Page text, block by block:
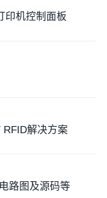
印机控制面板
解决方案
路图及源码等